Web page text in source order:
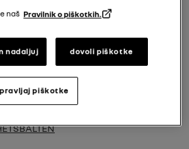
för ej påtagna bilbälten fram
naš Pravilnik o piškotkih.
nadaljuj dovoli piškotke
piškotke